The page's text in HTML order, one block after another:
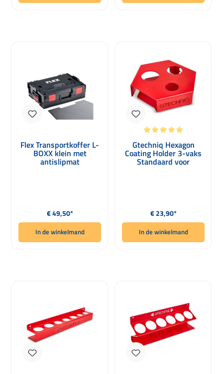
Flex Transportkoffer L-
BOXX klein met
antislipmat
Normale prijs:
€ 49,50*
In de winkelmand
Gtechniq Hexagon
Coating Holder 3-vaks
Standaard voor
Normale prijs:
€ 23,90*
In de winkelmand